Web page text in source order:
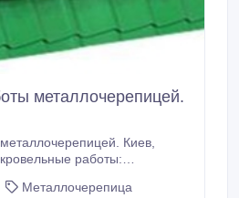
металлочерепицей.
Киев,
работы:
Металлочерепица